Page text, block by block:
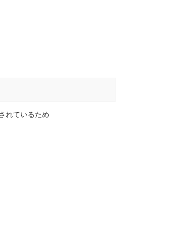
れているため